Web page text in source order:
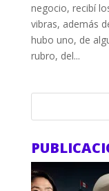
negocio, recibí
vibras, además
hubo uno, de
rubro, del...